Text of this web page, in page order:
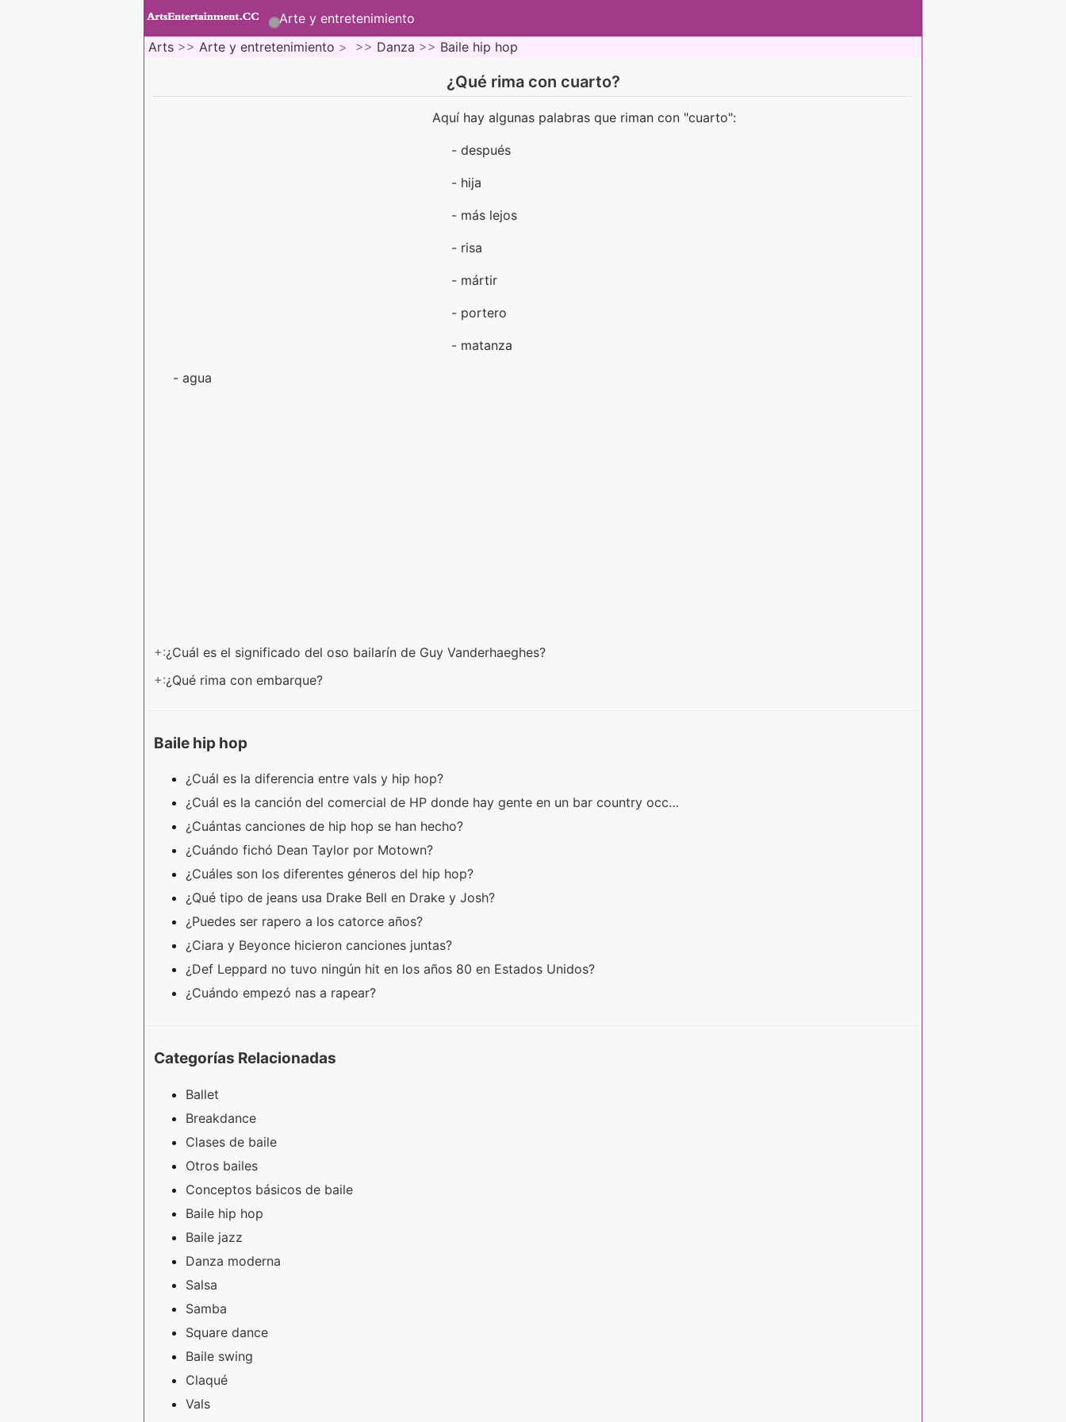
Arte y entretenimiento
Arts >> Arte y entretenimiento > >> Danza >> Baile hip hop
¿Qué rima con cuarto?
Aquí hay algunas palabras que riman con "cuarto":
- después
- hija
- más lejos
- risa
- mártir
- portero
- matanza
- agua
+:¿Cuál es el significado del oso bailarín de Guy Vanderhaeghes?
+:¿Qué rima con embarque?
Baile hip hop
¿Cuál es la diferencia entre vals y hip hop?
¿Cuál es la canción del comercial de HP donde hay gente en un bar country occ…
¿Cuántas canciones de hip hop se han hecho?
¿Cuándo fichó Dean Taylor por Motown?
¿Cuáles son los diferentes géneros del hip hop?
¿Qué tipo de jeans usa Drake Bell en Drake y Josh?
¿Puedes ser rapero a los catorce años?
¿Ciara y Beyonce hicieron canciones juntas?
¿Def Leppard no tuvo ningún hit en los años 80 en Estados Unidos?
¿Cuándo empezó nas a rapear?
Categorías Relacionadas
Ballet
Breakdance
Clases de baile
Otros bailes
Conceptos básicos de baile
Baile hip hop
Baile jazz
Danza moderna
Salsa
Samba
Square dance
Baile swing
Claqué
Vals